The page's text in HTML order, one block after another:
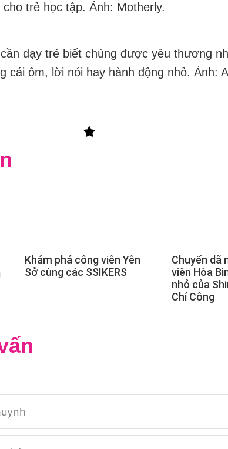
trẻ học tập. Ảnh: Motherly.
dạy trẻ biết chúng được yêu thương
cái ôm, lời nói hay hành động nhỏ. Ảnh:
Khám phá công viên Yên
Sở cùng các SSIKERS
Chuyến dã
viên Hòa
nhỏ của
Chí Công